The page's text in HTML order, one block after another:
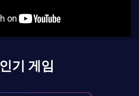
인기 게임